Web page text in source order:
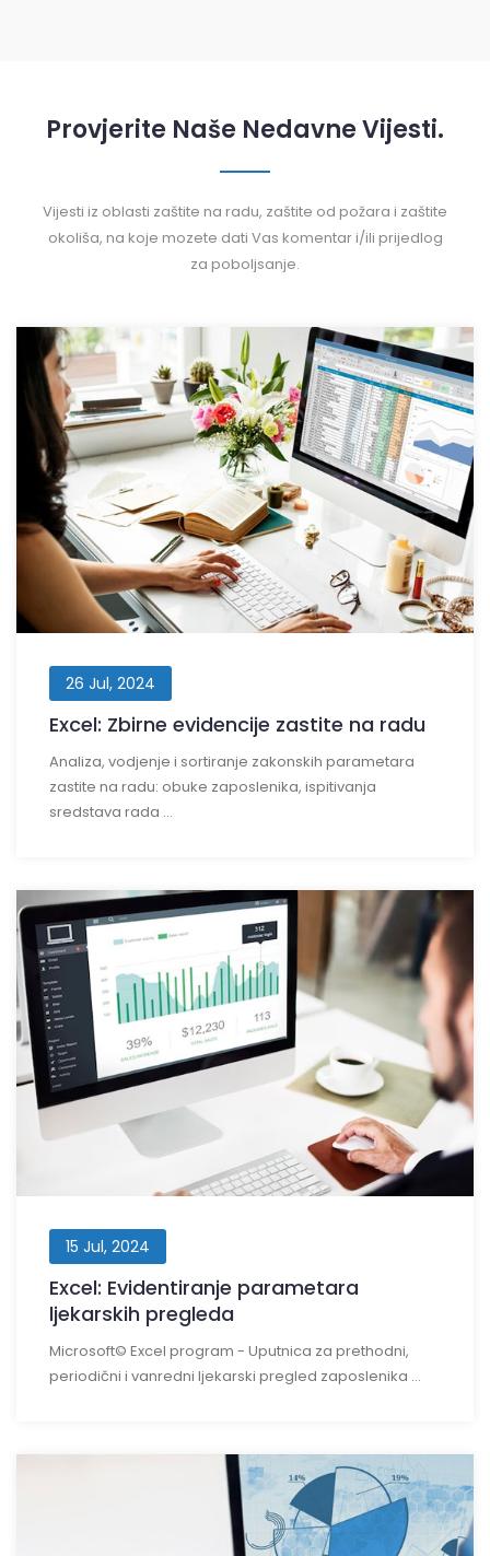
Provjerite Naše Nedavne Vijesti.
Vijesti iz oblasti zaštite na radu, zaštite od požara i zaštite
okoliša, na koje mozete dati Vas komentar i/ili prijedlog
za poboljsanje.
26 Jul, 2024
Excel: Zbirne evidencije zastite na radu
Analiza, vodjenje i sortiranje zakonskih parametara
zastite na radu: obuke zaposlenika, ispitivanja
sredstava rada ...
15 Jul, 2024
Excel: Evidentiranje parametara
ljekarskih pregleda
Microsoft© Excel program - Uputnica za prethodni,
periodični i vanredni ljekarski pregled zaposlenika ...